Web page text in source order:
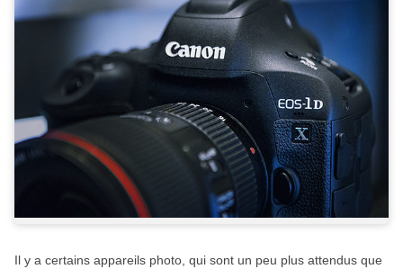
Il y a certains appareils photo, qui sont un peu plus attendus que